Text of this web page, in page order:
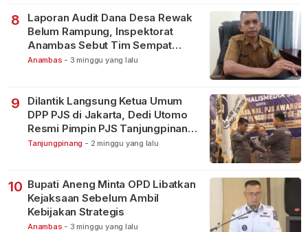
8
Laporan Audit Dana Desa Rewak
Belum Rampung, Inspektorat
Anambas Sebut Tim Sempat
Terbagi Tangani Kasus Lain
Anambas - 3 minggu yang lalu
9
Dilantik Langsung Ketua Umum
DPP PJS di Jakarta, Dedi Utomo
Resmi Pimpin PJS Tanjungpinang-
Bintan
Tanjungpinang - 2 minggu yang lalu
10 Bupati Aneng Minta OPD Libatkan
Kejaksaan Sebelum Ambil
Kebijakan Strategis
Anambas - 3 minggu yang lalu